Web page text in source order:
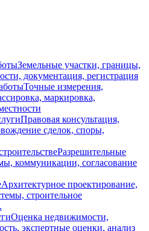
Земельные участки, границы,
документация, регистрация
Точные измерения,
маркировка,
Правовая консультация,
сделок, споры,
Разрешительные
коммуникации, согласование
Архитектурное проектирование,
строительное
Оценка недвижимости,
экспертные оценки, анализ